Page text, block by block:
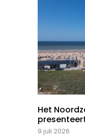
Het
9 juli 2026